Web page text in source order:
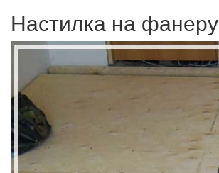
Настилка на фанеру